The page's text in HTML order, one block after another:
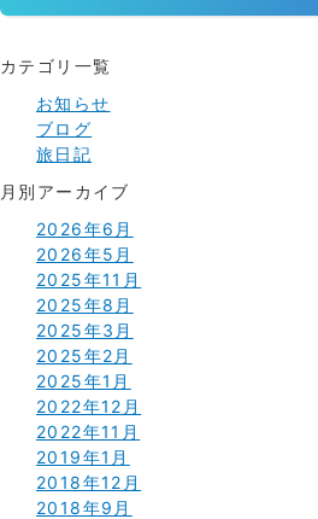
カテゴリ一覧
お知らせ
ブログ
旅日記
月別アーカイブ
2026年6月
2026年5月
2025年11月
2025年8月
2025年3月
2025年2月
2025年1月
2022年12月
2022年11月
2019年1月
2018年12月
2018年9月